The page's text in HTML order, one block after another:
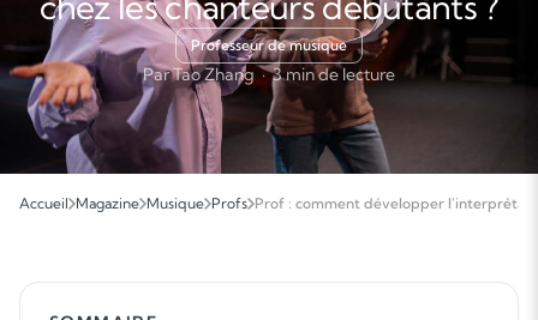
Professeur de musique
Par Tao Zhang · 3 min de lecture
Accueil Magazine Musique Profs Prof : comment développer